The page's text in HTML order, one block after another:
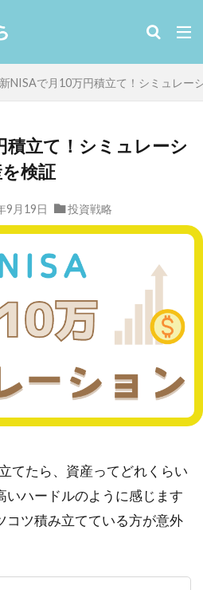
新NISAで月10万円積立て！シミュレー
積立て！シミュレーシ
検証
9月19日 投資戦略
てたら、資産ってどれくらい
いハードルのように感じます
コツ積み立てている方が意外